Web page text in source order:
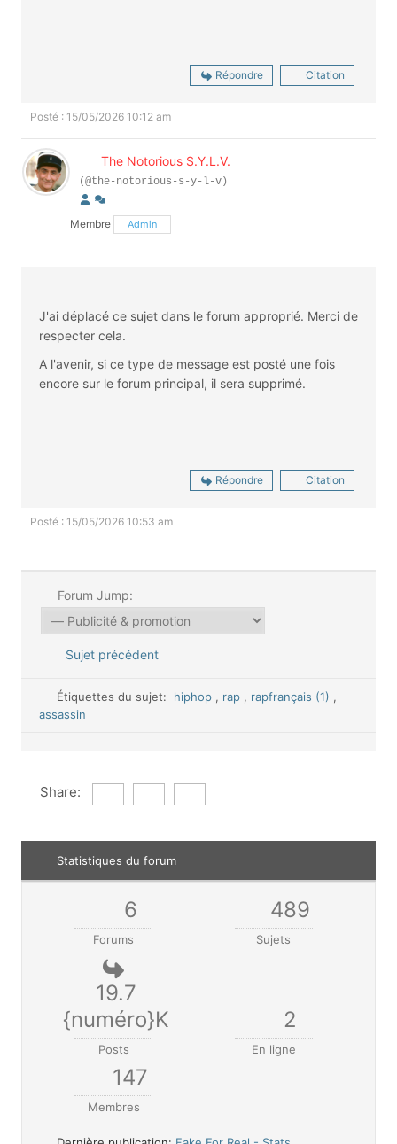
Répondre Citation
Posté : 15/05/2026 10:12 am
The Notorious S.Y.L.V.
(@the-notorious-s-y-l-v)
Membre Admin
J'ai déplacé ce sujet dans le forum approprié. Merci de
respecter cela.
A l'avenir, si ce type de message est posté une fois
encore sur le forum principal, il sera supprimé.
Répondre Citation
Posté : 15/05/2026 10:53 am
Forum Jump:
Sujet précédent
Étiquettes du sujet: hiphop , rap , rapfrançais (1) ,
assassin
Share:
Statistiques du forum
6
Forums
489
Sujets
19.7
{numéro}K
Posts
2
En ligne
147
Membres